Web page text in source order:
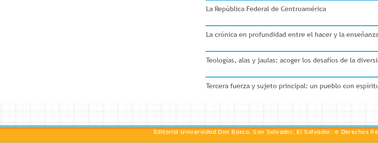
La República Federal de Centroamérica
La crónica en profundidad entre el hacer y la
Teologías, alas y jaulas: acoger los desafíos de la
Tercera fuerza y sujeto principal: un pueblo con
Editorial Universidad Don Bosco. San Salvador, El Salvador. © Derechos